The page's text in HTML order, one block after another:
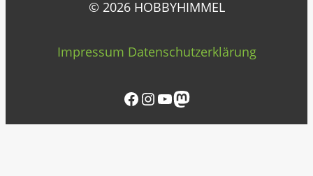
© 2026 HOBBYHIMMEL
Impressum Datenschutzerklärung
Facebook InstagramYouTube Mastodon